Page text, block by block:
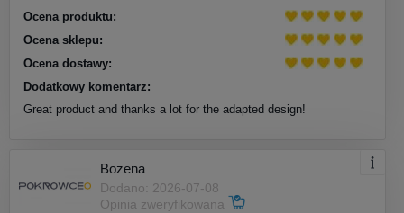
Ocena produktu:
Ocena sklepu:
Ocena dostawy:
Dodatkowy komentarz:
Great product and thanks a lot for the adapted design!
Bozena
Dodano: 2026-07-08
Opinia zweryfikowana